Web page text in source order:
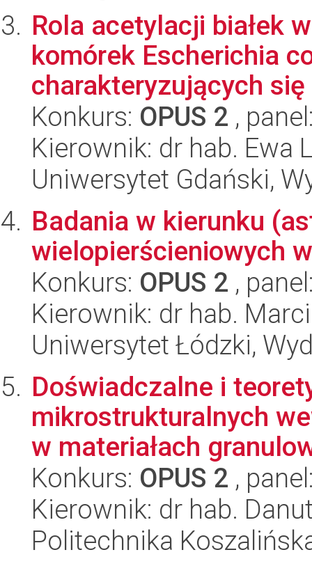
Rola acetylacji białek
komórek Escherichia
charakteryzujących
Konkurs: OPUS 2 ,
Kierownik: dr hab. Ewa
Uniwersytet Gdański,
Badania w kierunku
wielopierścieniowych
Konkurs: OPUS 2 ,
Kierownik: dr hab.
Uniwersytet Łódzki,
Doświadczalne i
mikrostrukturalnych
w materiałach
Konkurs: OPUS 2 ,
Kierownik: dr hab.
Politechnika